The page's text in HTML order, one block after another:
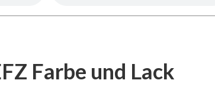
Farbe und Lack